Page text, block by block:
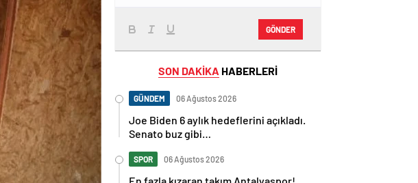
GÖNDER
SON DAKİKA HABERLERİ
GÜNDEM 06 Ağustos 2026
Joe Biden 6 aylık hedeflerini açıkladı.
Senato buz gibi…
SPOR 06 Ağustos 2026